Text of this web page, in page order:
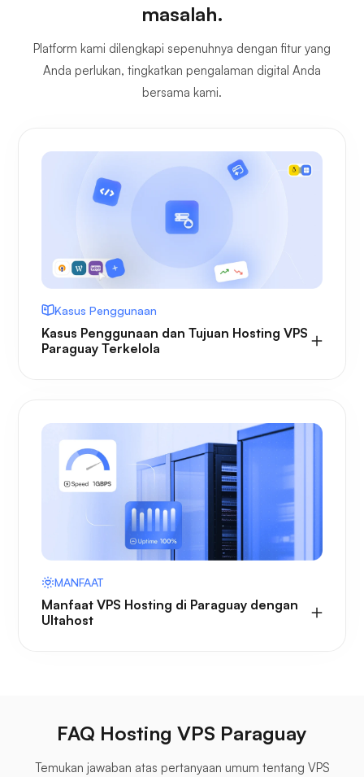
masalah.
Platform kami dilengkapi sepenuhnya dengan fitur yang
Anda perlukan, tingkatkan pengalaman digital Anda
bersama kami.
Kasus Penggunaan
Kasus Penggunaan dan Tujuan Hosting VPS
Paraguay Terkelola
MANFAAT
Manfaat VPS Hosting di Paraguay dengan
Ultahost
FAQ Hosting VPS Paraguay
Temukan jawaban atas pertanyaan umum tentang VPS